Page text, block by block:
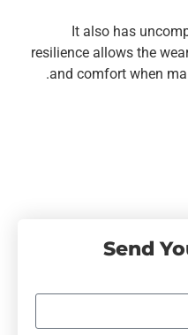
It also has
resilience allows the
and comfort when
Send